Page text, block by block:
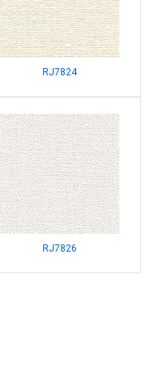
RJ7824
RJ7826